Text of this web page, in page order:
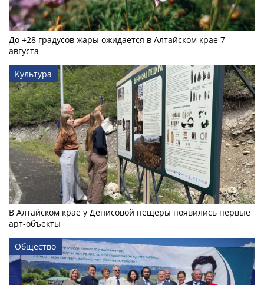
До +28 градусов жары ожидается в Алтайском крае 7
августа
Культура
В Алтайском крае у Денисовой пещеры появились первые
арт-объекты
Общество